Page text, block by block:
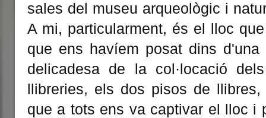
sales del museu arqueològic i
A mi, particularment, és el lloc
que ens havíem posat dins d'una
delicadesa de la col·locació
llibreries, els dos pisos de
que a tots ens va captivar el lloc i